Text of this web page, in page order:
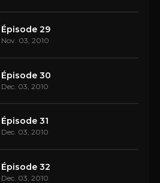
Épisode 29
Nov. 03, 2010
Épisode 30
Dec. 03, 2010
Épisode 31
Dec. 03, 2010
Épisode 32
Dec. 03, 2010